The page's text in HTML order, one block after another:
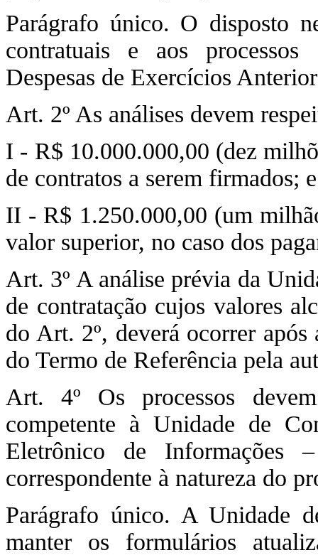
Parágrafo único. O disposto
contratuais e aos
Despesas de Exercícios
Art. 2º As análises devem
I - R$ 10.000.000,00 (dez
de contratos a serem firmados; e
II - R$ 1.250.000,00 (um
valor superior, no caso dos
Art. 3º A análise prévia da
de contratação cujos valores
do Art. 2º, deverá ocorrer
do Termo de Referência pela
Art. 4º Os processos
competente à Unidade de
Eletrônico de Informações
correspondente à natureza do
Parágrafo único. A Unidade
manter os formulários